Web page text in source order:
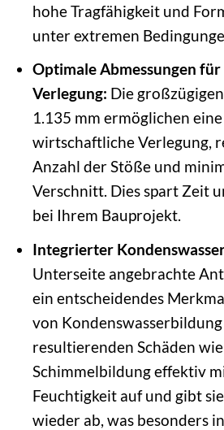
hohe Tragfähigkeit und
unter extremen
Optimale Abmessungen
Verlegung: Die
1.135 mm ermöglichen
wirtschaftliche Verlegung,
Anzahl der Stöße und
Verschnitt. Dies spart Zeit
bei Ihrem Bauprojekt.
Integrierter
Unterseite angebrachte
ein entscheidendes
von
resultierenden Schäden
Schimmelbildung effektiv
Feuchtigkeit auf und gibt
wieder ab, was besonders